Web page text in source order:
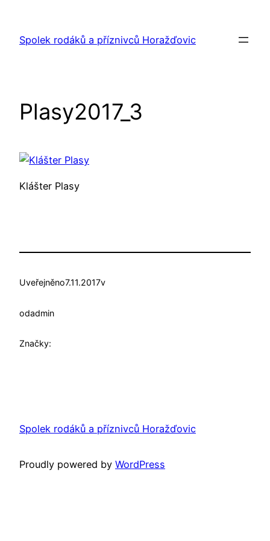
obsah
Spolek rodáků a příznivců Horažďovic
Plasy2017_3
Klášter Plasy
Uveřejněno7.11.2017v
odadmin
Značky:
Spolek rodáků a příznivců Horažďovic
Proudly powered by WordPress